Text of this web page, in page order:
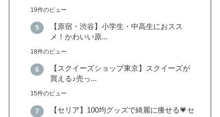
19件のビュー
【原宿・渋谷】小学生・中高生におスス
メ！かわいい原...
18件のビュー
【スクイーズショップ東京】スクイーズが
買える♪売っ...
15件のビュー
【セリア】100均グッズで綺麗に痩せる💗セ